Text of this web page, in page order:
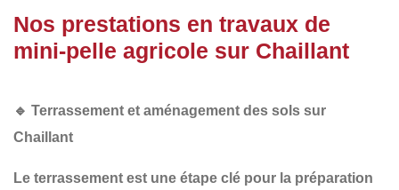
Nos prestations en travaux de
mini-pelle agricole sur Chaillant
🔹 Terrassement et aménagement des sols sur
Chaillant
Le terrassement est une étape clé pour la préparation